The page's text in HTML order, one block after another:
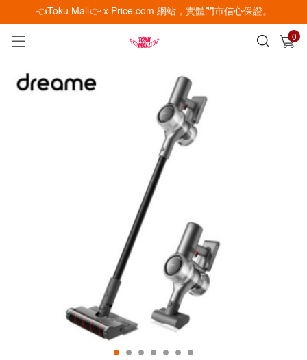
👈Toku Mall👉 x Price.com 網站，實體門市信心保證。
0
已加入購物車 查看